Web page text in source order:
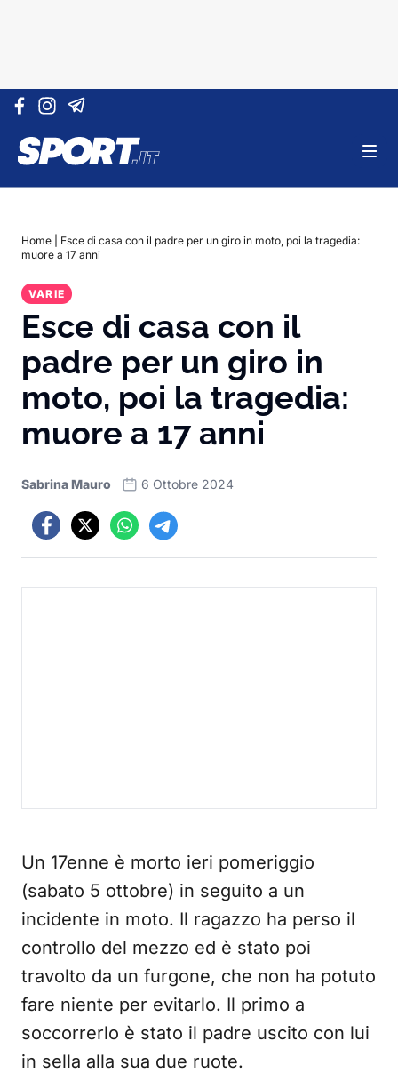
Vai al contenuto
Home
Esce di casa con il padre per un giro in moto, poi la tragedia:
muore a 17 anni
VARIE
Esce di casa con il
padre per un giro in
moto, poi la tragedia:
muore a 17 anni
Sabrina Mauro 6 Ottobre 2024
Un 17enne è morto ieri pomeriggio
(sabato 5 ottobre) in seguito a un
incidente in moto. Il ragazzo ha perso il
controllo del mezzo ed è stato poi
travolto da un furgone, che non ha potuto
fare niente per evitarlo. Il primo a
soccorrerlo è stato il padre uscito con lui
in sella alla sua due ruote.